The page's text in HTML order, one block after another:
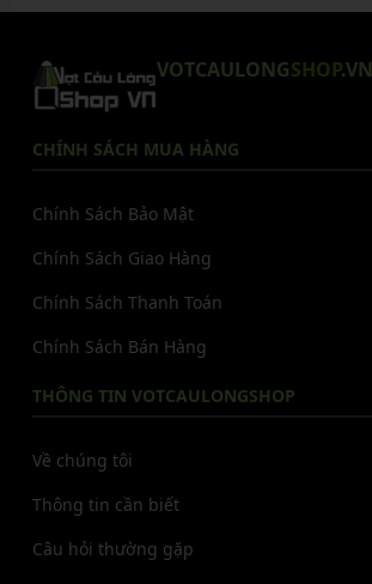
VOTCAULONGSHOP.VN
CHÍNH SÁCH MUA HÀNG
Chính Sách Bảo Mật
Chính Sách Giao Hàng
Chính Sách Thanh Toán
Chính Sách Bán Hàng
THÔNG TIN VOTCAULONGSHOP
Về chúng tôi
Thông tin cần biết
Câu hỏi thường gặp